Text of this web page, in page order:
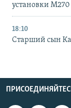
установки M270
18:10
Старший сын